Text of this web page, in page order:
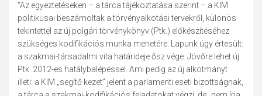
"Az egyeztetéseken – a tárca tájékoztatása szerint – a KIM
politikusai beszámoltak a törvényalkotási tervekről, különös
tekintettel az új polgári törvénykönyv (Ptk.) előkészítéséhez
szükséges kodifikációs munka menetére. Lapunk úgy értesült:
a szakmai-társadalmi vita határideje ősz vége. Jövőre lehet új
Ptk. 2012-es hatálybalépéssel. Ami pedig az új alkotmányt
illeti: a KIM „segítő kezet” jelent a parlamenti eseti bizottságnak,